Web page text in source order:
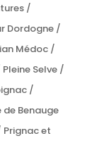
/
Dordogne /
Médoc /
Selve /
/
Benauge
et